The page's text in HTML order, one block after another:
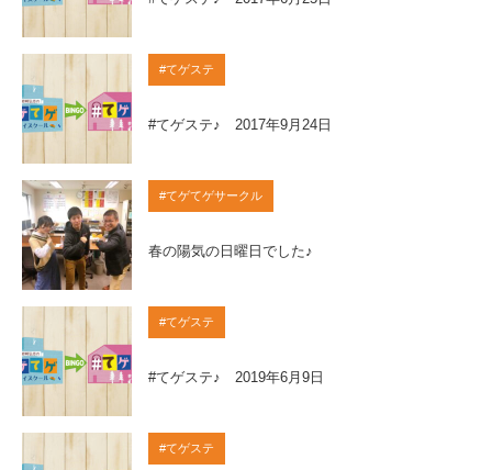
#てゲステ
#てゲステ♪ 2017年9月24日
#てゲてゲサークル
春の陽気の日曜日でした♪
#てゲステ
#てゲステ♪ 2019年6月9日
#てゲステ